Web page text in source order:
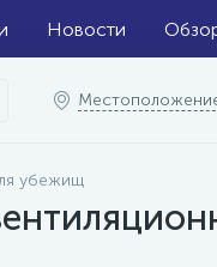
Новости
убежищ